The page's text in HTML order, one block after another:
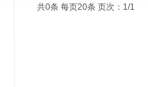
共0条 每页20条 页次：1/1